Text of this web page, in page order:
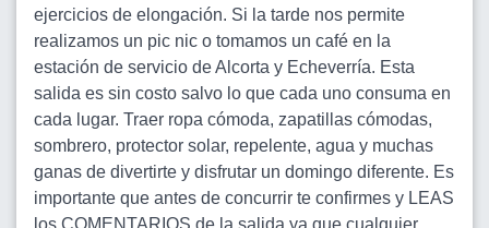
ejercicios de elongación. Si la tarde nos permite
realizamos un pic nic o tomamos un café en la
estación de servicio de Alcorta y Echeverría. Esta
salida es sin costo salvo lo que cada uno consuma en
cada lugar. Traer ropa cómoda, zapatillas cómodas,
sombrero, protector solar, repelente, agua y muchas
ganas de divertirte y disfrutar un domingo diferente. Es
importante que antes de concurrir te confirmes y LEAS
los COMENTARIOS de la salida ya que cualquier